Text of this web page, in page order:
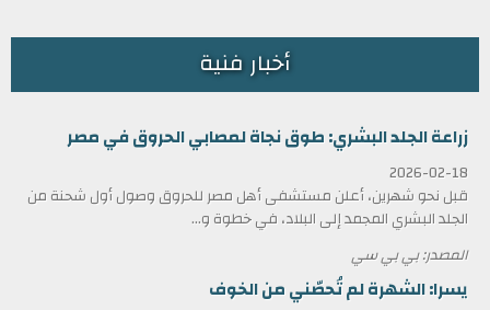
أخبار فنية
زراعة الجلد البشري: طوق نجاة لمصابي الحروق في مصر
2026-02-18
قبل نحو شهرين، أعلن مستشفى أهل مصر للحروق وصول أول شحنة من
الجلد البشري المجمد إلى البلاد، في خطوة و...
المصدر: بي بي سي
يسرا: الشهرة لم تُحصّني من الخوف